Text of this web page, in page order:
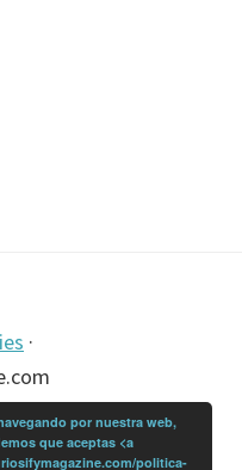
·
por nuestra web,
que aceptas <a
politica-